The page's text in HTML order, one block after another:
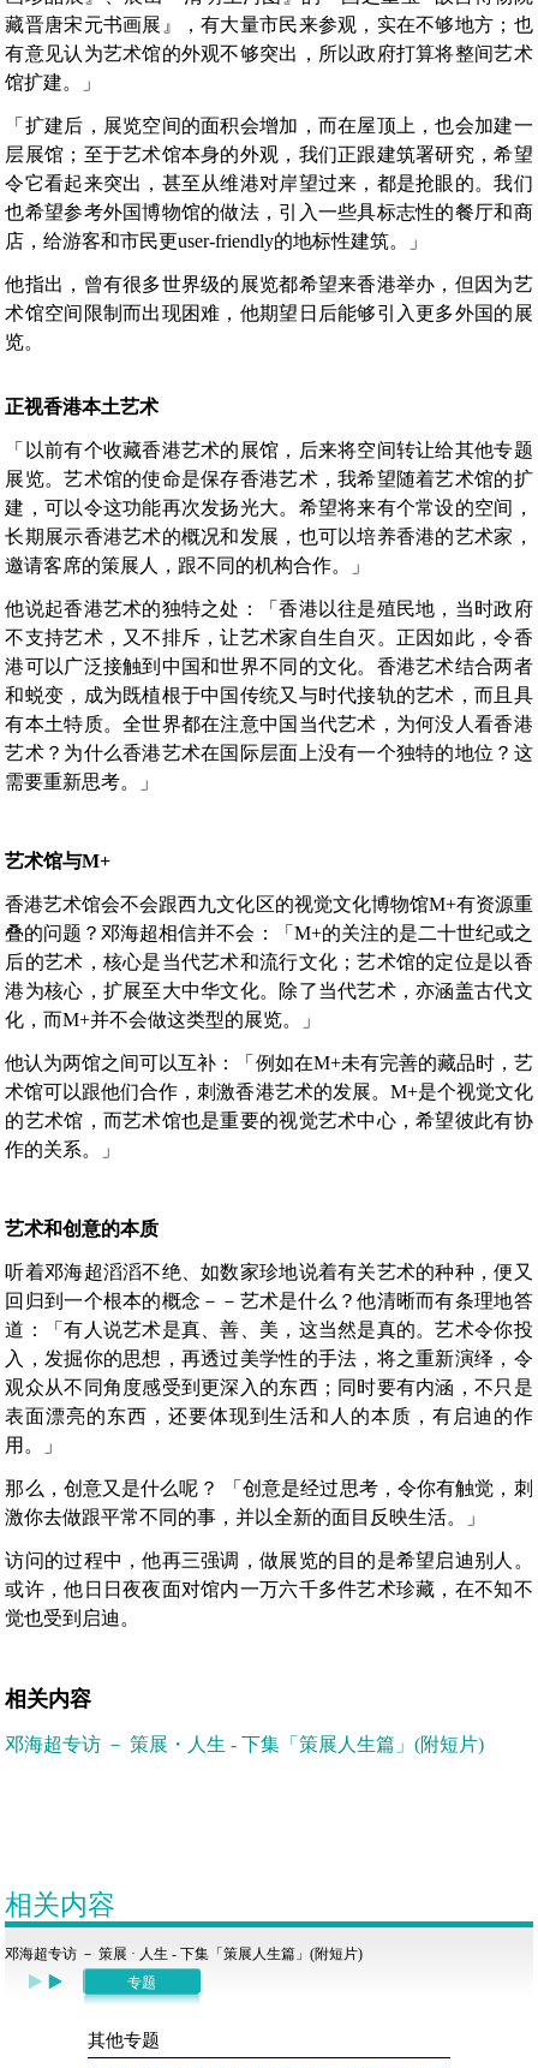
藏晋唐宋元书画展』，有大量市民来参观，实在不够地方；​​也
有意见认为艺术馆的外观不够突出，所以政府打算将整间艺术
馆扩建。」
「扩建后，展览空间的面积会增加，而在屋顶上，也会加建一
层展馆；至于艺术馆本身的外观，我们正跟建筑署研究，希望
令它看起来突出，甚至从维港对岸望过来，都是抢眼的。我们
也希望参考外国博物馆的做法，引入一些具标志性的餐厅和商
店，给游客和市民更user-friendly的地标性建筑。」
他指出，曾有很多世界级的展览都希望来香港举办，但因为艺
术馆空间限制而出现困难，他期望日后能够引入更多外国的展
览。
正视香港本土艺术
「以前有个收藏香港艺术的展馆，后来将空间转让给其他专题
展览。艺术馆的使命是保存香港艺术，我希望随着艺术馆的扩
建，可以令这功能再次发扬光大。希望将来有个常设的空间，
长期展示香港艺术的概况和发展，也可以培养香港的艺术家，
邀请客席的策展人，跟不同的机构合作。」
他说起香港艺术的独特之处：「香港以往是殖民地，当时政府
不支持艺术，又不排斥，让艺术家自生自灭。正因如此，令香
港可以广泛接触到中国和世界不同的文化。香港艺术结合两者
和蜕变，成为既植根于中国传统又与时代接轨的艺术，而且具
有本土特质。全世界都在注意中国当代艺术，为何没人看香港
艺术？为什么香港艺术在国际层面上没有一个独特的地位？这
需要重新思考。」
艺术馆与M+
香港艺术馆会不会跟西九文化区的视觉文化博物馆M+有资源重
叠的问题？邓海超相信并不会：「M+的关注的是二十世纪或之
后的艺术，核心是当代艺术和流行文化；艺术馆的定位是以香
港为核心，扩展至大中华文化。除了当代艺术，亦涵盖古代文
化，而M+并不会做这类型的展览。」
他认为两馆之间可以互补：「例如在M+未有完善的藏品时，艺
术馆可以跟他们合作，刺激香港艺术的发展。M+是个视觉文化
的艺术馆，而艺术馆也是重要的视觉艺术中心，希望彼此有协
作的关系。」
艺术和创意的本质
听着邓海超滔滔不绝、如数家珍地说着有关艺术的种种，便又
回归到一个根本的概念－－艺术是什么？他清晰而有条理地答
道：「有人说艺术是真、善、美，这当然是真的。艺术令你投
入，发掘你的思想，再透过美学性的手法，将之重新演绎，令
观众从不同角度感受到更深入的东西；同时要有内涵，不只是
表面漂亮的东西，还要体现到生活和人的本质，有启迪的作
用。」
那么，创意又是什么呢？ 「创意是经过思考，令你有触觉，刺
激你去做跟平常不同的事，并以全新的面目反映生活。」
访问的过程中，他再三强调，做展览的目的是希望启迪别人。
或许，他日日夜夜面对馆内一万六千多件艺术珍藏，在不知不
觉也受到启迪。
相关内容
邓海超专访 － 策展・人生 - 下集「策展人生篇」(附短片)
相关内容
邓海超专访 － 策展 · 人生 - 下集「策展人生篇」(附短片)
专题
其他专题